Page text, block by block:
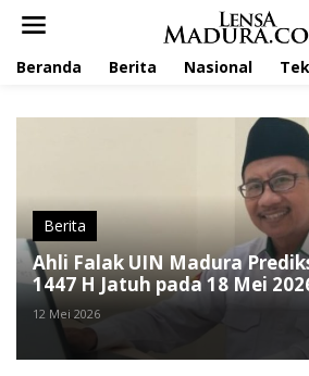
Beranda Berita Nasional
Berita
Ahli Falak UIN Madura
1447 H Jatuh pada 18 Mei
12 Mei 2026